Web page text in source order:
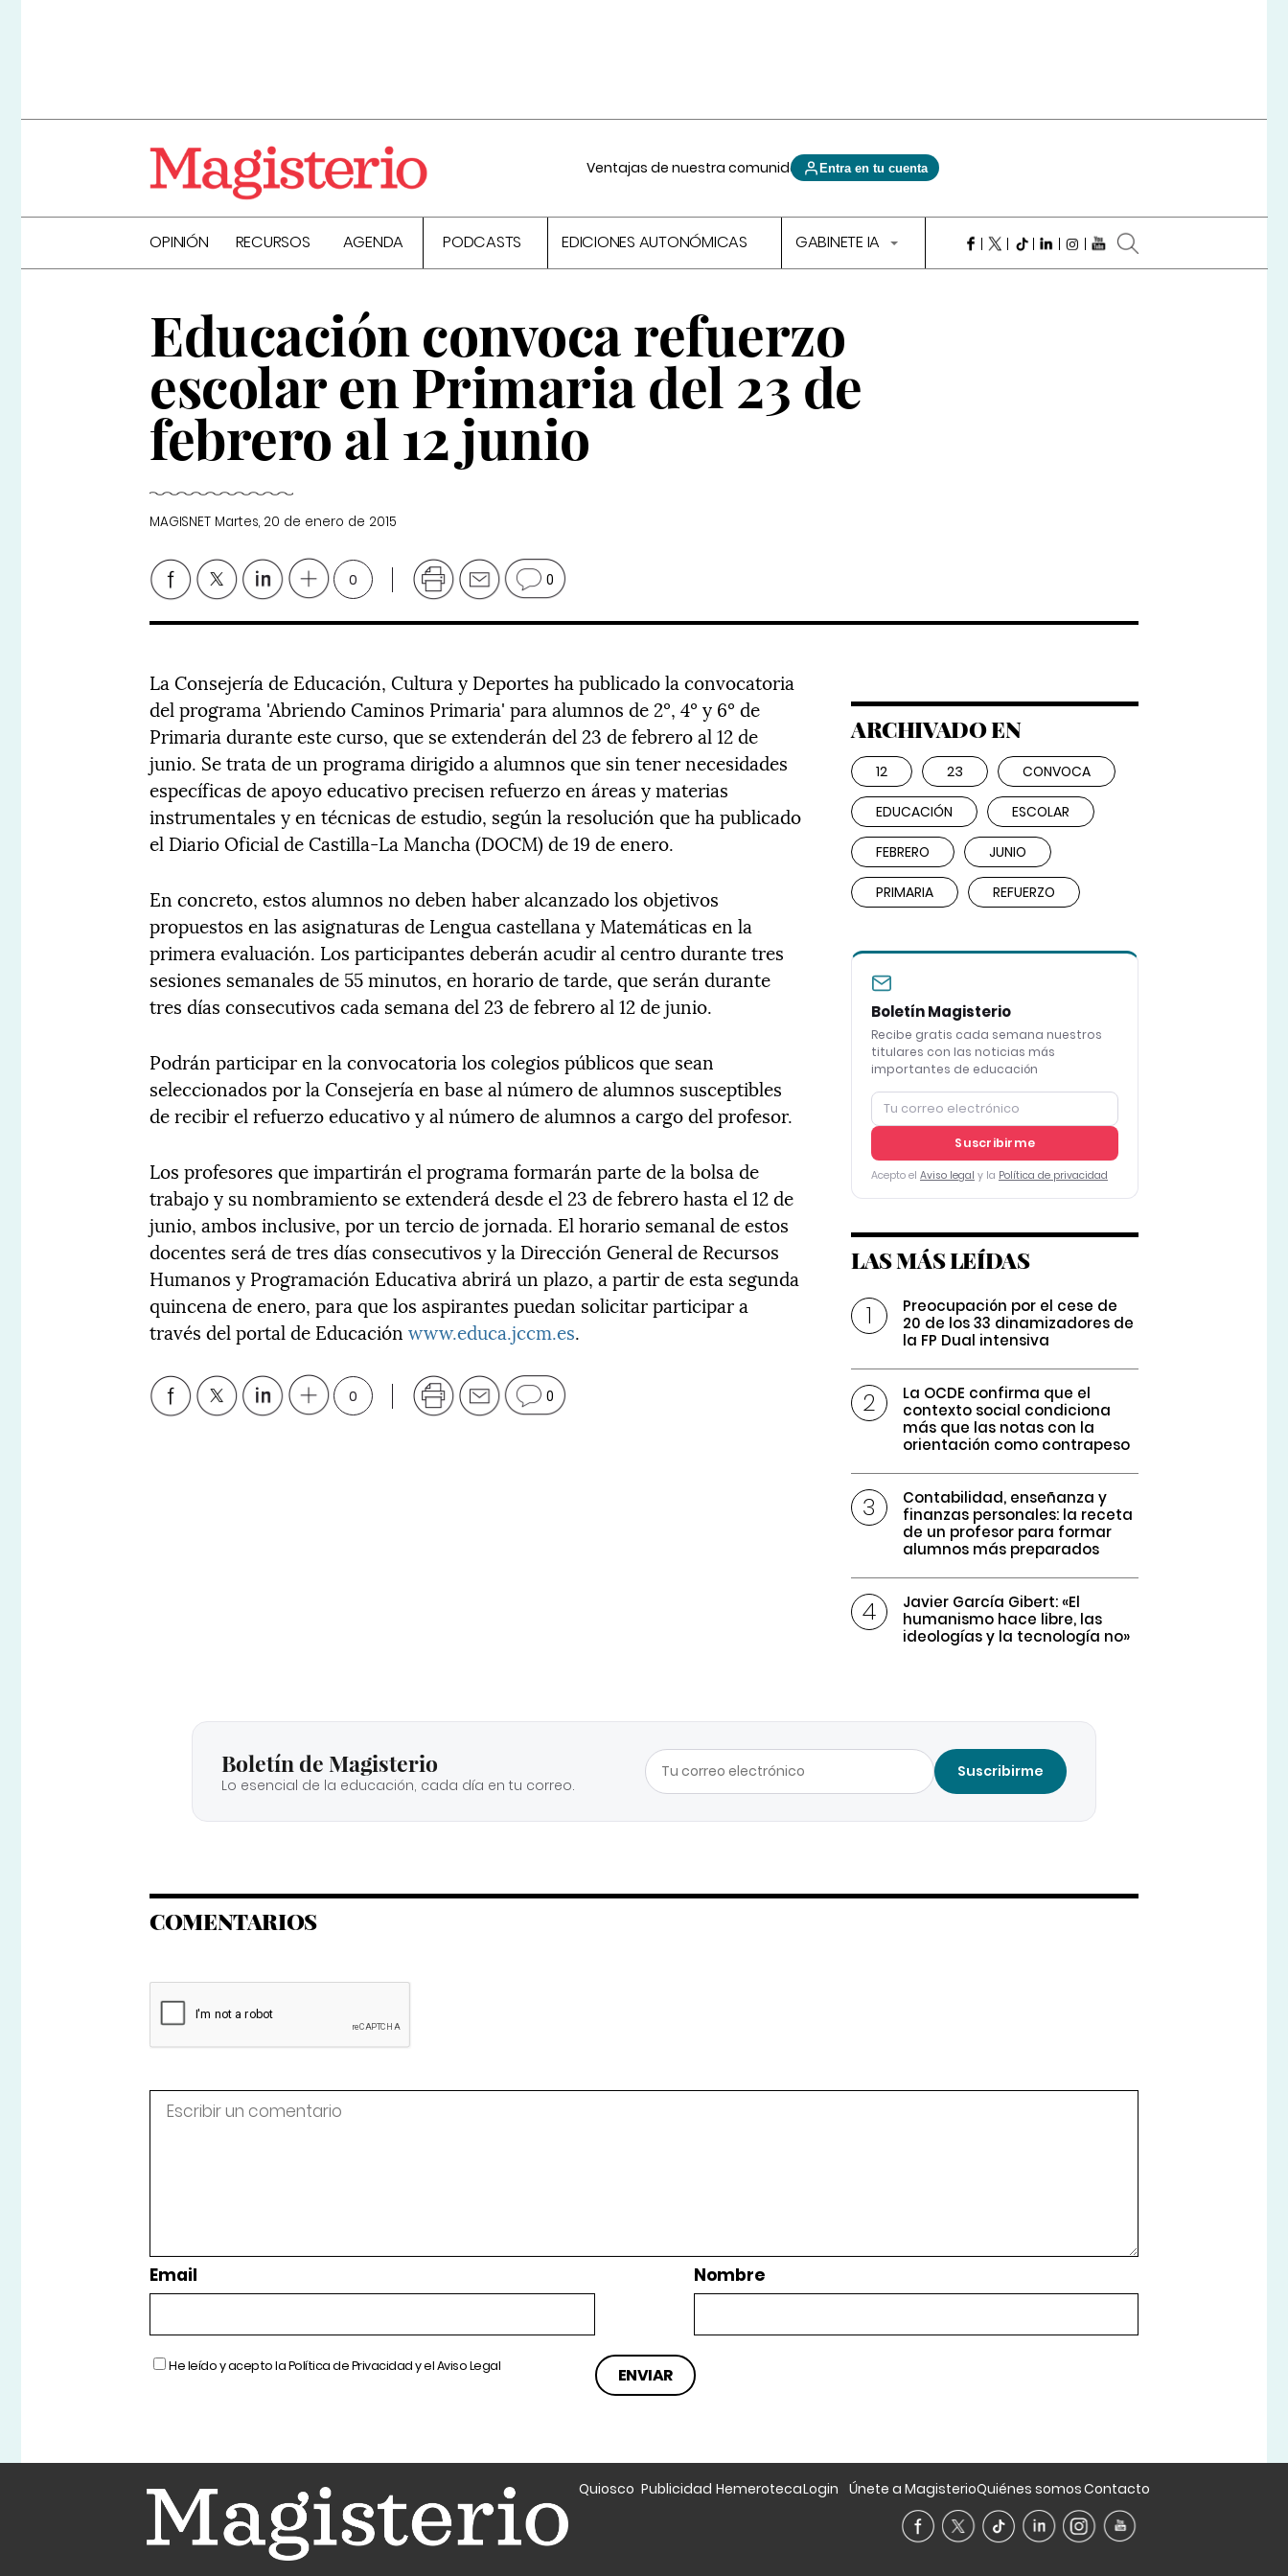
Ventajas de nuestra comunidad Entra en tu cuenta
OPINIÓN RECURSOS AGENDA PODCASTS EDICIONES AUTONÓMICAS GABINETE IA
Educación convoca refuerzo
escolar en Primaria del 23 de
febrero al 12 junio
MAGISNET Martes, 20 de enero de 2015
0 0
La Consejería de Educación, Cultura y Deportes ha publicado la convocatoria
del programa 'Abriendo Caminos Primaria' para alumnos de 2º, 4º y 6º de
Primaria durante este curso, que se extenderán del 23 de febrero al 12 de
junio. Se trata de un programa dirigido a alumnos que sin tener necesidades
específicas de apoyo educativo precisen refuerzo en áreas y materias
instrumentales y en técnicas de estudio, según la resolución que ha publicado
el Diario Oficial de Castilla-La Mancha (DOCM) de 19 de enero.
En concreto, estos alumnos no deben haber alcanzado los objetivos
propuestos en las asignaturas de Lengua castellana y Matemáticas en la
primera evaluación. Los participantes deberán acudir al centro durante tres
sesiones semanales de 55 minutos, en horario de tarde, que serán durante
tres días consecutivos cada semana del 23 de febrero al 12 de junio.
Podrán participar en la convocatoria los colegios públicos que sean
seleccionados por la Consejería en base al número de alumnos susceptibles
de recibir el refuerzo educativo y al número de alumnos a cargo del profesor.
Los profesores que impartirán el programa formarán parte de la bolsa de
trabajo y su nombramiento se extenderá desde el 23 de febrero hasta el 12 de
junio, ambos inclusive, por un tercio de jornada. El horario semanal de estos
docentes será de tres días consecutivos y la Dirección General de Recursos
Humanos y Programación Educativa abrirá un plazo, a partir de esta segunda
quincena de enero, para que los aspirantes puedan solicitar participar a
través del portal de Educaciónwww.educa.jccm.es.
0 0
ARCHIVADO EN
12 23 CONVOCA
EDUCACIÓN ESCOLAR
FEBRERO JUNIO
PRIMARIA REFUERZO
Boletín Magisterio
Recibe gratis cada semana nuestros
titulares con las noticias más
importantes de educación
Suscribirme
Acepto el Aviso legal y la Política de privacidad
LAS MÁS LEÍDAS
Preocupación por el cese de
20 de los 33 dinamizadores de
la FP Dual intensiva
La OCDE confirma que el
contexto social condiciona
más que las notas con la
orientación como contrapeso
Contabilidad, enseñanza y
finanzas personales: la receta
de un profesor para formar
alumnos más preparados
Javier García Gibert: «El
humanismo hace libre, las
ideologías y la tecnología no»
Boletín de Magisterio
Lo esencial de la educación, cada día en tu correo.
Suscribirme
COMENTARIOS
Email Nombre
He leído y acepto laPolítica de Privacidady elAviso Legal
Quiosco Publicidad HemerotecaLogin Únete a MagisterioQuiénes somosContacto